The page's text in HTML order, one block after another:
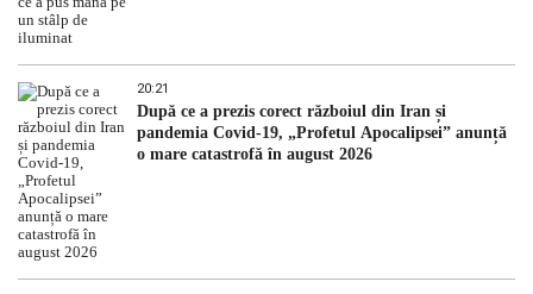
20:21
După ce a prezis corect războiul din Iran și
pandemia Covid-19, „Profetul Apocalipsei” anunță
o mare catastrofă în august 2026